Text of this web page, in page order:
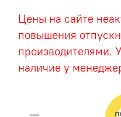
Цены на сайте
повышения
производителями.
наличие у